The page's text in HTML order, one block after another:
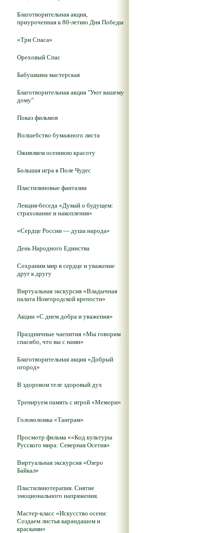
Благотворительная акция,
приуроченная к 80-летию Дня Победы
«Три Спаса»
Ореховый Спас
Бабушкина мастерская
Благотворительная акция "Уют вашему
дому"
Показ фильмов
Волшебство бумажного листа
Оживляем осеннюю красоту
Большая игра в Поле Чудес
Пластилиновые фантазии
Лекция-беседа «Думай о будущем:
страхование и накопления»
«Сердце России — душа народа»
День Народного Единства
Сохраним мир в сердце и уважение
друг к другу
Виртуальная экскурсия «Владычная
палата Новгородской крепости»
Акции «С днем добра и уважения»
Праздничные чаепития «Мы говорим
спасибо, что вы с нами»
Благотворительная акция «Добрый
огород»
В здоровом теле здоровый дух
Тренируем память с игрой «Мемори»
Головоломка «Танграм»
Просмотр фильма ««Код культуры
Русского мира: Северная Осетия»
Виртуальная экскурсия «Озеро
Байкал»
Пластилинотерапия. Снятие
эмоционального напряжения.
Мастер-класс «Искусство осени:
Создаем листья карандашом и
красками»